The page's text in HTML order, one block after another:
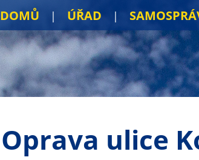
DOMŮ ÚŘAD
Oprava ulice